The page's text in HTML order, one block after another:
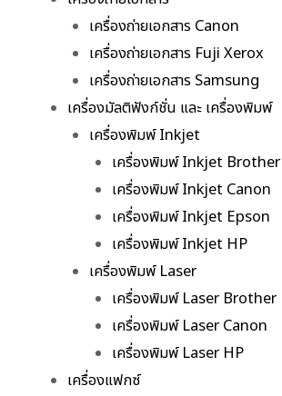
เครื่องถ่ายเอกสาร Canon
เครื่องถ่ายเอกสาร Fuji Xerox
เครื่องถ่ายเอกสาร Samsung
เครื่องมัลติฟังก์ชั่น และ เครื่องพิมพ์
เครื่องพิมพ์ Inkjet
เครื่องพิมพ์ Inkjet Brother
เครื่องพิมพ์ Inkjet Canon
เครื่องพิมพ์ Inkjet Epson
เครื่องพิมพ์ Inkjet HP
เครื่องพิมพ์ Laser
เครื่องพิมพ์ Laser Brother
เครื่องพิมพ์ Laser Canon
เครื่องพิมพ์ Laser HP
เครื่องแฟกซ์